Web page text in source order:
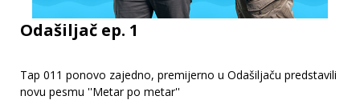
Odašiljač ep. 1
Tap 011 ponovo zajedno, premijerno u Odašiljaču predstavili
novu pesmu ''Metar po metar''